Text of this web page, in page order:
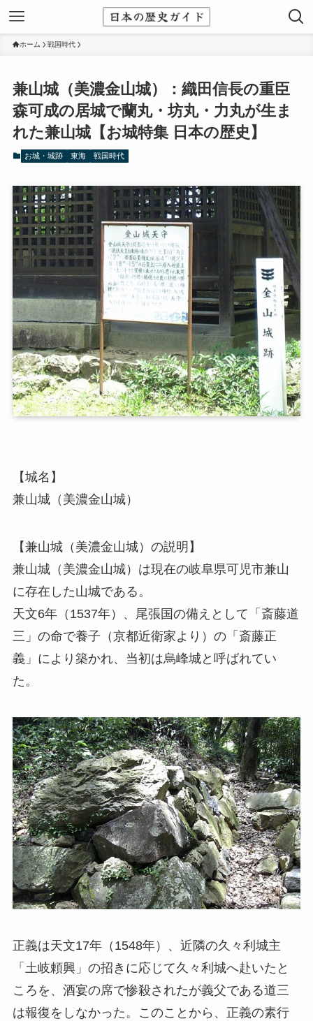
ホーム 戦国時代
兼山城（美濃金山城）：織田信長の重臣
森可成の居城で蘭丸・坊丸・力丸が生ま
れた兼山城【お城特集 日本の歴史】
お城・城跡 東海 戦国時代
【城名】
兼山城（美濃金山城）
【兼山城（美濃金山城）の説明】
兼山城（美濃金山城）は現在の岐阜県可児市兼山
に存在した山城である。
天文6年（1537年）、尾張国の備えとして「斎藤道
三」の命で養子（京都近衛家より）の「斎藤正
義」により築かれ、当初は烏峰城と呼ばれてい
た。
正義は天文17年（1548年）、近隣の久々利城主
「土岐頼興」の招きに応じて久々利城へ赴いたと
ころを、酒宴の席で惨殺されたが義父である道三
は報復をしなかった。このことから、正義の素行